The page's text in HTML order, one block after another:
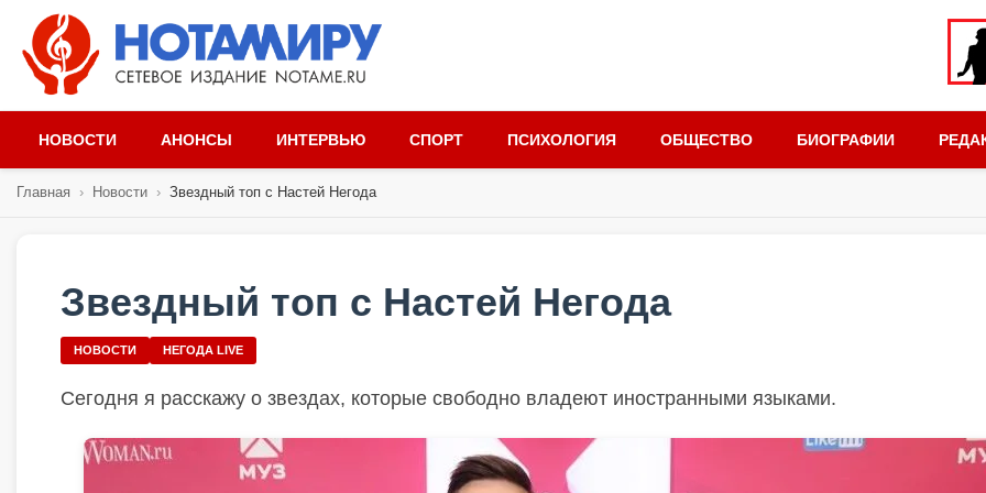
НОВОСТИ АНОНСЫ ИНТЕРВЬЮ СПОРТ ПСИХОЛОГИЯ ОБЩЕСТВО БИОГРАФИИ
Главная › Новости › Звездный топ с Настей Негода
Звездный топ с Настей Негода
НОВОСТИ НЕГОДА LIVE
Сегодня я расскажу о звездах, которые свободно владеют иностранными языками.